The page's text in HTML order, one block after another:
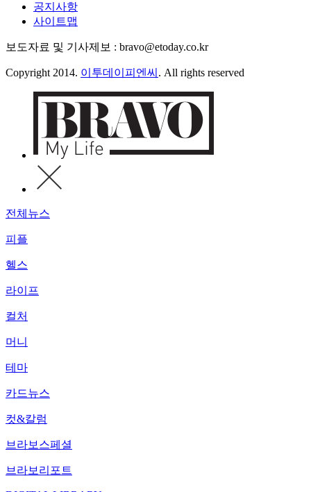
공지사항
사이트맵
보도자료 및 기사제보 : bravo@etoday.co.kr
Copyright 2014. 이투데이피엔씨 . All rights reserved
전체뉴스
피플
헬스
라이프
컬처
머니
테마
카드뉴스
컷&칼럼
브라보스페셜
브라보리포트